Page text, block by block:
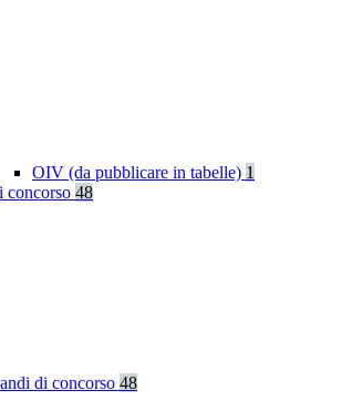
OIV (da pubblicare in tabelle) 1
concorso 48
di concorso 48